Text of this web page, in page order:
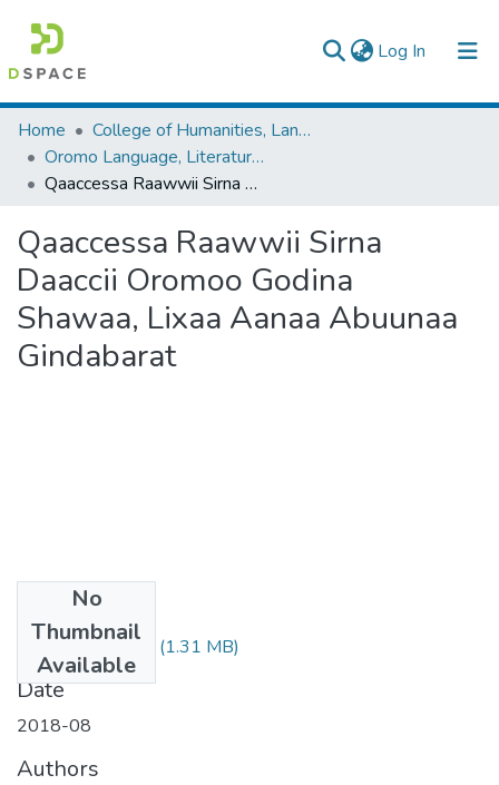
Log In (current)
Colleges, Institutes & Collections
Browse AAU-ETD
Home
College of Humanities, Language Studies, Journalism & Communication
Oromo Language, Literature and Folklore
Qaaccessa Raawwii Sirna Daaccii Oromoo Godina Shawaa, Lixaa Aanaa Abuunaa Gindabarat
Qaaccessa Raawwii Sirna
Daaccii Oromoo Godina
Shawaa, Lixaa Aanaa Abuunaa
Gindabarat
No
Thumbnail
Available
Girmaa Caalaa.pdf (1.31 MB)
Date
2018-08
Authors